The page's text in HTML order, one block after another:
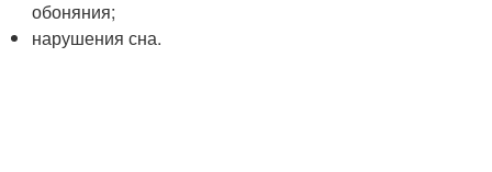
обоняния;
нарушения сна.